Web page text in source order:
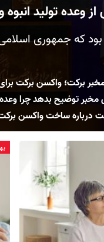
تولید انبوه
بود که جمهوری
برکت؛ واکسن برکت
مخبر توضیح بدهد چرا
درباره ساخت واکسن